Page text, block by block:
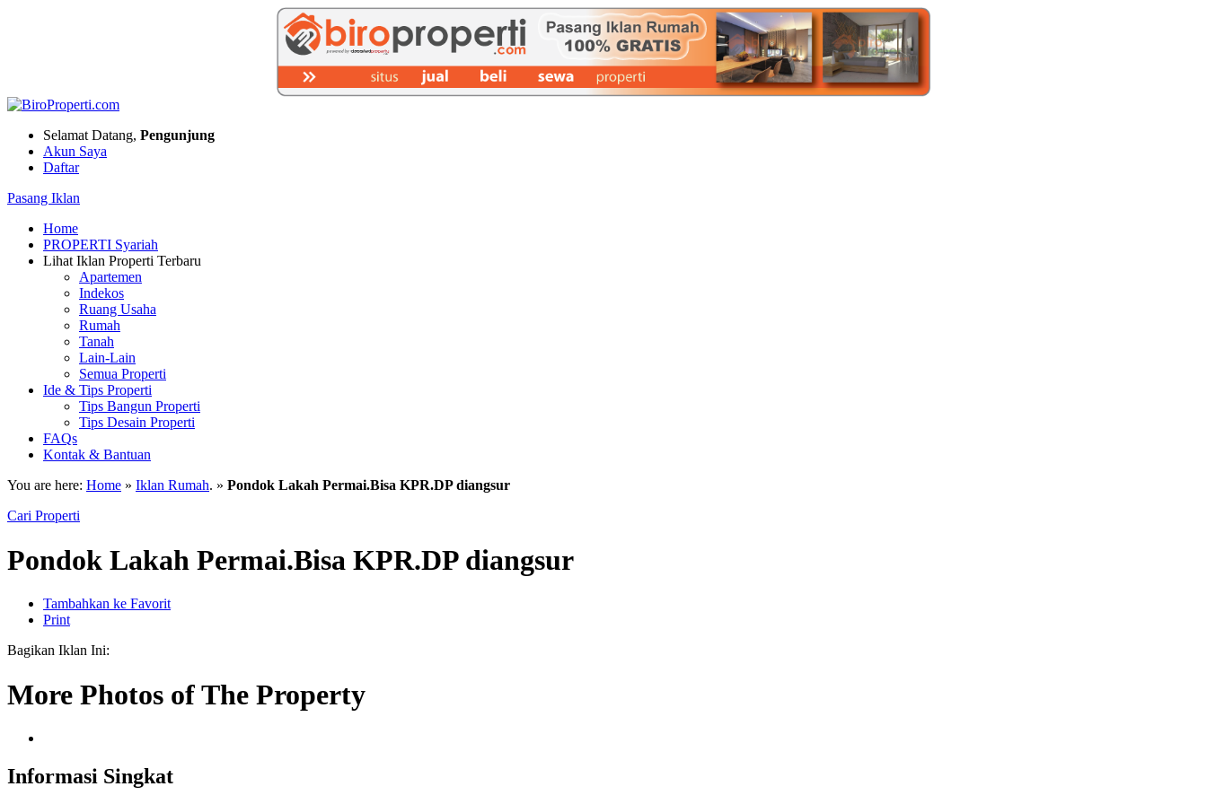
Selamat Datang, Pengunjung
Akun Saya
Daftar
Pasang Iklan
Home
PROPERTI Syariah
Lihat Iklan Properti Terbaru
Apartemen
Indekos
Ruang Usaha
Rumah
Tanah
Lain-Lain
Semua Properti
Ide & Tips Properti
Tips Bangun Properti
Tips Desain Properti
FAQs
Kontak & Bantuan
You are here: Home » Iklan Rumah. » Pondok Lakah Permai.Bisa KPR.DP diangsur
Cari Properti
Pondok Lakah Permai.Bisa KPR.DP diangsur
Tambahkan ke Favorit
Print
Bagikan Iklan Ini:
More Photos of The Property
Informasi Singkat